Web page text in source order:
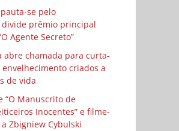
se pelo
prêmio principal
Agente Secreto”
abre chamada para curta-
criados a
de vida
“O Manuscrito de
Inocentes” e filme-
Zbigniew Cybulski